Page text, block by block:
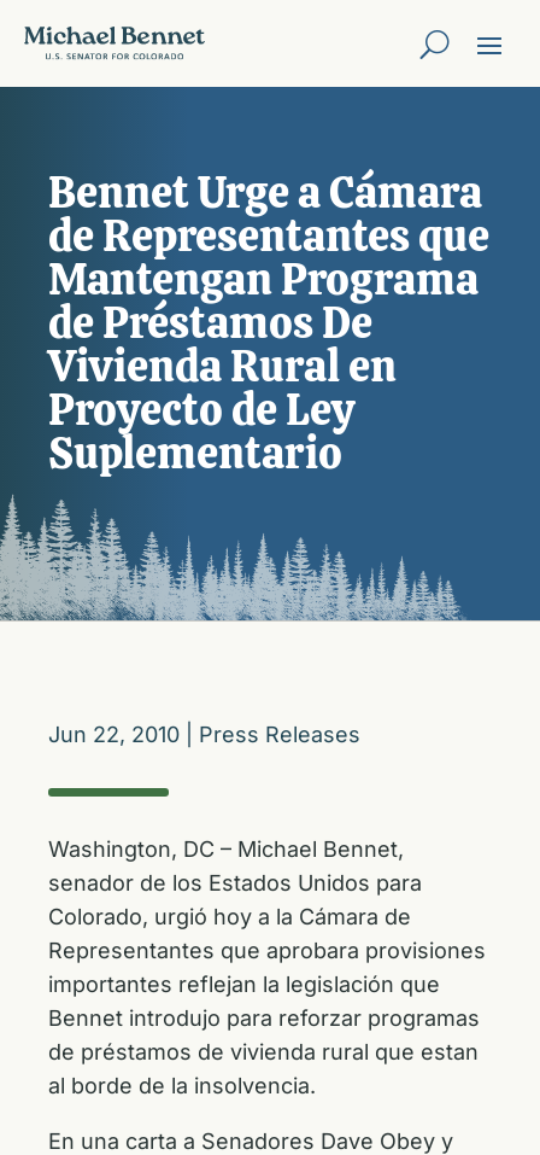
Bennet Urge a Cámara
de Representantes que
Mantengan Programa
de Préstamos De
Vivienda Rural en
Proyecto de Ley
Suplementario
Jun 22, 2010 Press Releases
Washington, DC – Michael Bennet,
senador de los Estados Unidos para
Colorado, urgió hoy a la Cámara de
Representantes que aprobara provisiones
importantes reflejan la legislación que
Bennet introdujo para reforzar programas
de préstamos de vivienda rural que estan
al borde de la insolvencia.
En una carta a Senadores Dave Obey y